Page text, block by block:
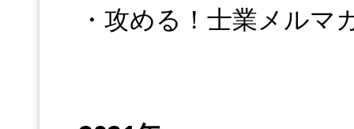
・攻める！士業メルマ